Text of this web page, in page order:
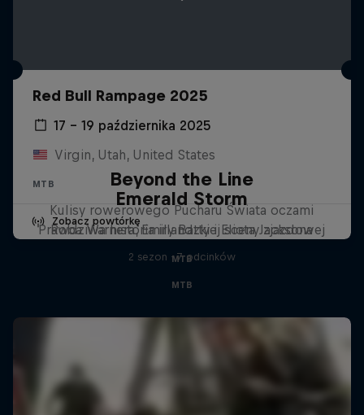
Red Bull Rampage 2025
17 – 19 października 2025
Virgin, Utah, United States
MTB
Zobacz powtórkę
Emerald Storm
Prawdziwa historia irlandzkiej sceny zjazdowej
MTB
Beyond the Line
Kulisy rowerowego Pucharu Świata oczami
Roba Warnera, Emily Batty i Eliota Jacksona
2 sezon · 7 odcinków
MTB